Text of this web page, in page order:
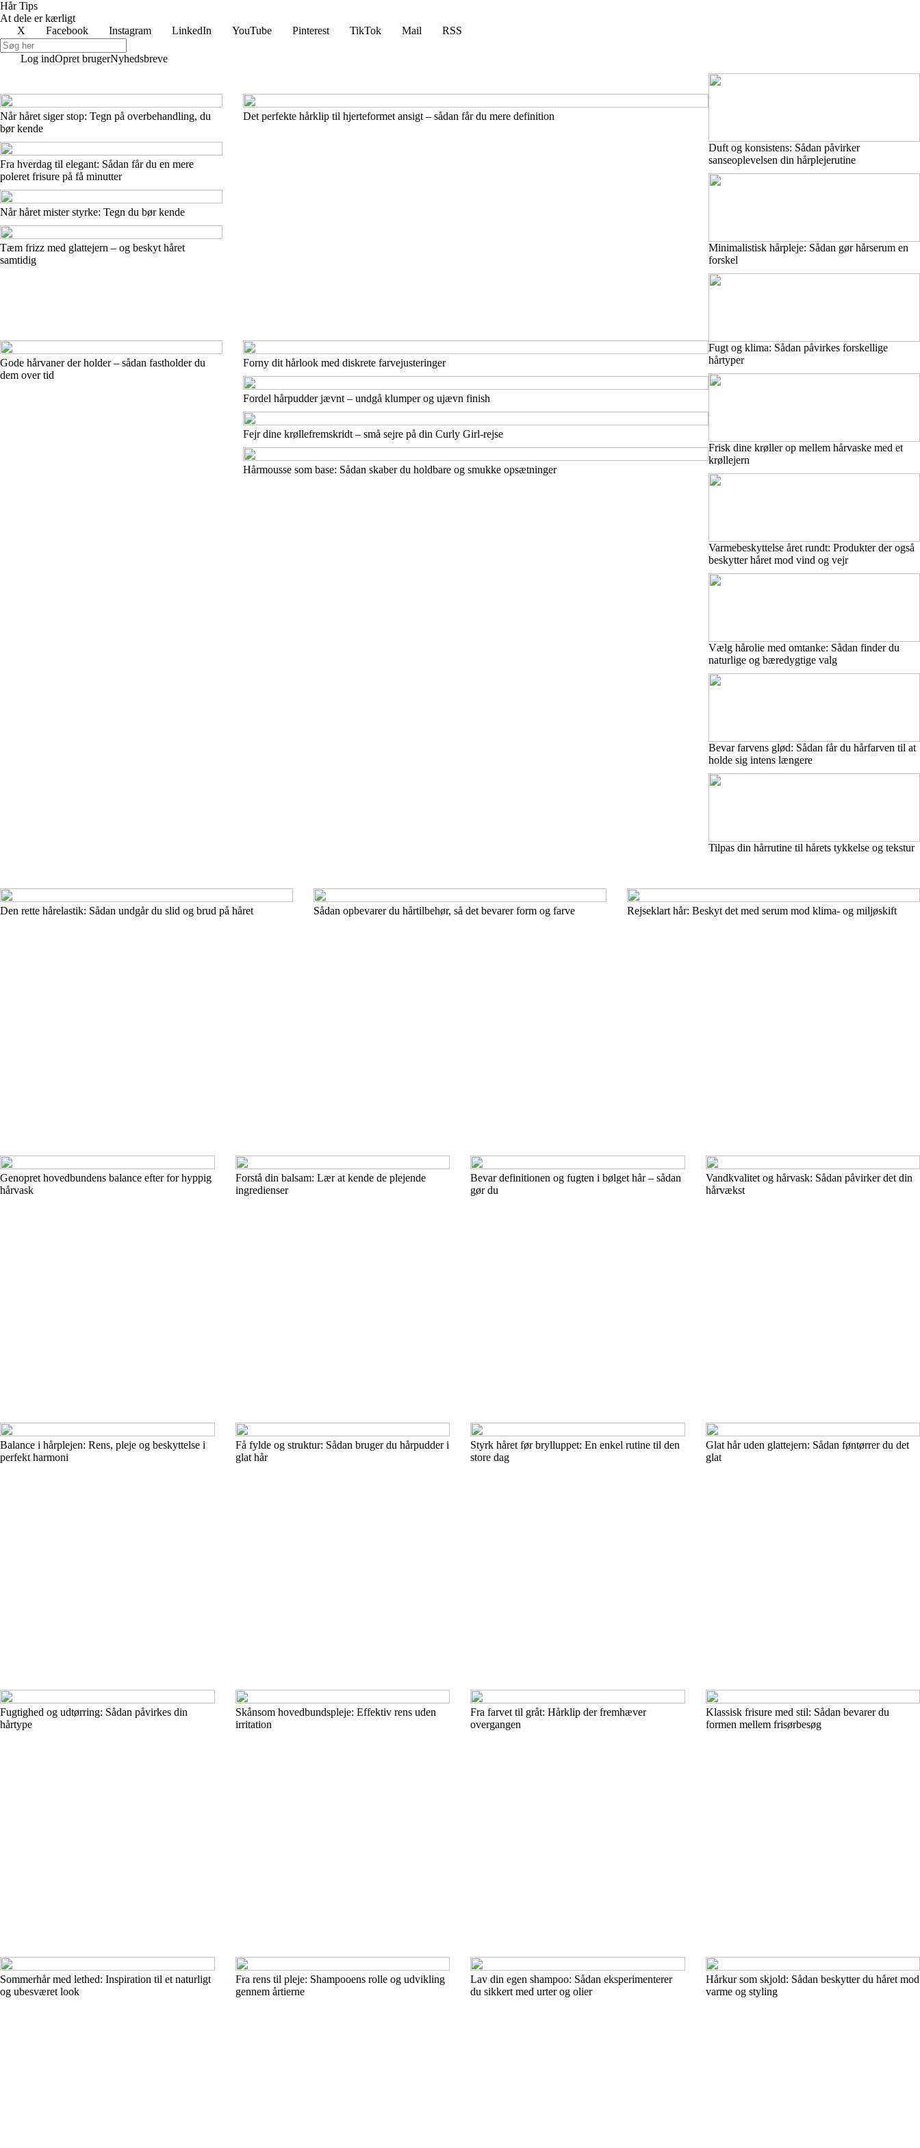
Hår Tips
At dele er kærligt
X
Facebook Instagram LinkedIn YouTube Pinterest TikTok Mail RSS
Log indOpret brugerNyhedsbreve
Når håret siger stop: Tegn på overbehandling, du
bør kende
Fra hverdag til elegant: Sådan får du en mere
poleret frisure på få minutter
Når håret mister styrke: Tegn du bør kende
Tæm frizz med glattejern – og beskyt håret
samtidig
Det perfekte hårklip til hjerteformet ansigt – sådan får du mere definition
Gode hårvaner der holder – sådan fastholder du
dem over tid
Forny dit hårlook med diskrete farvejusteringer
Fordel hårpudder jævnt – undgå klumper og ujævn finish
Fejr dine krøllefremskridt – små sejre på din Curly Girl-rejse
Hårmousse som base: Sådan skaber du holdbare og smukke opsætninger
Duft og konsistens: Sådan påvirker
sanseoplevelsen din hårplejerutine
Minimalistisk hårpleje: Sådan gør hårserum en
forskel
Fugt og klima: Sådan påvirkes forskellige
hårtyper
Frisk dine krøller op mellem hårvaske med et
krøllejern
Varmebeskyttelse året rundt: Produkter der også
beskytter håret mod vind og vejr
Vælg hårolie med omtanke: Sådan finder du
naturlige og bæredygtige valg
Bevar farvens glød: Sådan får du hårfarven til at
holde sig intens længere
Tilpas din hårrutine til hårets tykkelse og tekstur
Den rette hårelastik: Sådan undgår du slid og brud på håret Sådan opbevarer du hårtilbehør, så det bevarer form og farve Rejseklart hår: Beskyt det med serum mod klima- og miljøskift
Genopret hovedbundens balance efter for hyppig
hårvask
Forstå din balsam: Lær at kende de plejende
ingredienser
Bevar definitionen og fugten i bølget hår – sådan
gør du
Vandkvalitet og hårvask: Sådan påvirker det din
hårvækst
Balance i hårplejen: Rens, pleje og beskyttelse i
perfekt harmoni
Få fylde og struktur: Sådan bruger du hårpudder i
glat hår
Styrk håret før brylluppet: En enkel rutine til den
store dag
Glat hår uden glattejern: Sådan føntørrer du det
glat
Fugtighed og udtørring: Sådan påvirkes din
hårtype
Skånsom hovedbundspleje: Effektiv rens uden
irritation
Fra farvet til gråt: Hårklip der fremhæver
overgangen
Klassisk frisure med stil: Sådan bevarer du
formen mellem frisørbesøg
Sommerhår med lethed: Inspiration til et naturligt
og ubesværet look
Fra rens til pleje: Shampooens rolle og udvikling
gennem årtierne
Lav din egen shampoo: Sådan eksperimenterer
du sikkert med urter og olier
Hårkur som skjold: Sådan beskytter du håret mod
varme og styling